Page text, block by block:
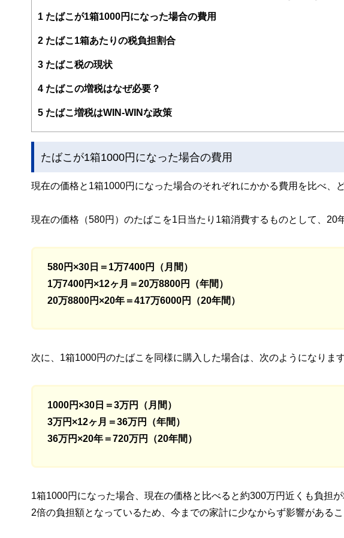
案から記事掲載まですべての工程に関わることで、読者目線のコンテンツを追求
FinancialFieldの特徴は、ファイナンシャルプランナー、弁護士、税理士、宅地
ー、公認会計士、社会保険労務士、行政書士、投資アナリスト、キャリアコンサ
と、読み応えのあるコンテンツと確かな情報発信を実現しています。
私たちは、快適でより良い生活のアイデアを提供するお金のコンシェルジュを目
1 たばこが1箱1000円になった場合の費用
2 たばこ1箱あたりの税負担割合
3 たばこ税の現状
4 たばこの増税はなぜ必要？
5 たばこ増税はWIN-WINな政策
たばこが1箱1000円になった場合の費用
現在の価格と1箱1000円になった場合のそれぞれにかかる費用を比べ、
現在の価格（580円）のたばこを1日当たり1箱消費するものとして、20
580円×30日＝1万7400円（月間）
1万7400円×12ヶ月＝20万8800円（年間）
20万8800円×20年＝417万6000円（20年間）
次に、1箱1000円のたばこを同様に購入した場合は、次のようになります
1000円×30日＝3万円（月間）
3万円×12ヶ月＝36万円（年間）
36万円×20年＝720万円（20年間）
1箱1000円になった場合、現在の価格と比べると約300万円近くも負担
2倍の負担額となっているため、今までの家計に少なからず影響があるこ